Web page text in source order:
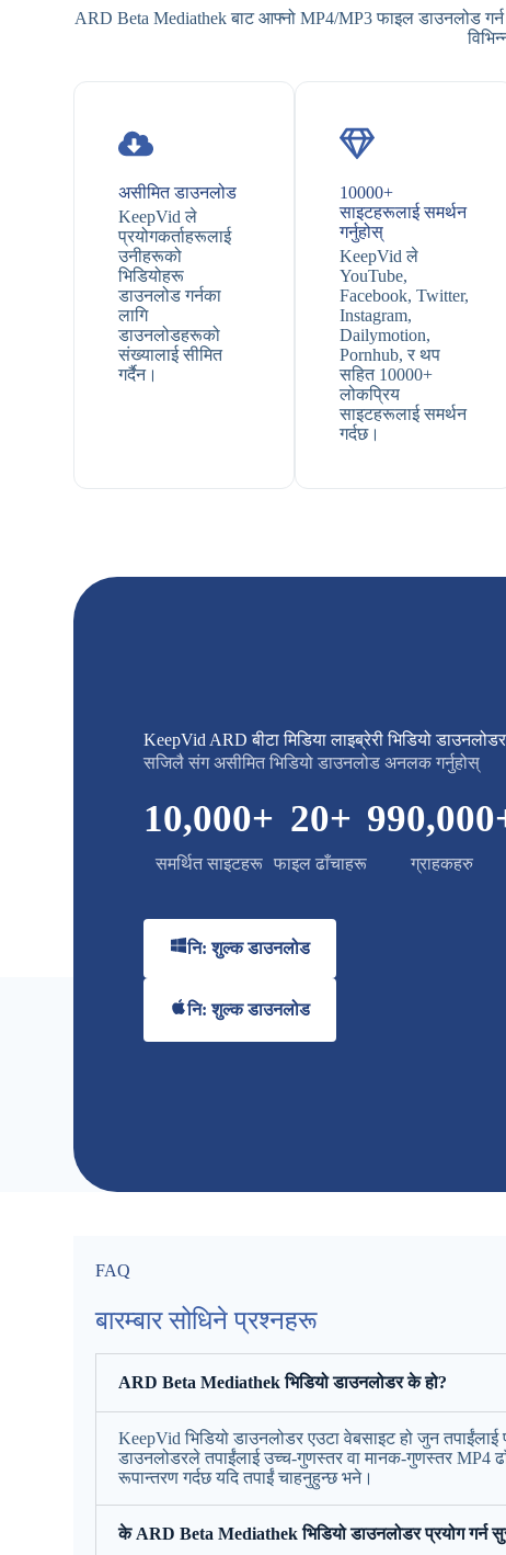
ARD Beta Mediathek बाट आफ्नो MP4/MP3 फाइल डाउनलोड गर्न
असीमित डाउनलोड
KeepVid ले
प्रयोगकर्ताहरूलाई
उनीहरूको
भिडियोहरू
डाउनलोड गर्नका
लागि
डाउनलोडहरूको
संख्यालाई सीमित
गर्दैन।
10000+
साइटहरूलाई समर्थन
गर्नुहोस्
KeepVid ले
YouTube,
Facebook, Twitter,
Instagram,
Dailymotion,
Pornhub, र थप
सहित 10000+
लोकप्रिय
साइटहरूलाई समर्थन
गर्दछ।
KeepVid ARD बीटा मिडिया लाइब्रेरी भिडियो डाउनलोडर
सजिलै संग असीमित भिडियो डाउनलोड अनलक गर्नुहोस्
समर्थित साइटहरू
10,000+
फाइल ढाँचाहरू
20+
ग्राहकहरु
990,000
नि: शुल्क डाउनलोड
नि: शुल्क डाउनलोड
FAQ
बारम्बार सोधिने प्रश्नहरू
ARD Beta Mediathek भिडियो डाउनलोडर के हो?
KeepVid भिडियो डाउनलोडर एउटा वेबसाइट हो जुन तपाईंलाई
डाउनलोडरले तपाईंलाई उच्च-गुणस्तर वा मानक-गुणस्तर MP4
रूपान्तरण गर्दछ यदि तपाईं चाहनुहुन्छ भने।
के ARD Beta Mediathek भिडियो डाउनलोडर प्रयोग गर्न